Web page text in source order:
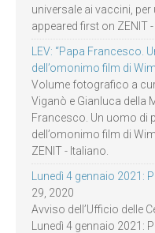
universale ai vaccini,
appeared first on ZENIT -
LEV: “Papa Francesco.
dell’omonimo film di
Volume fotografico a
Viganò e Gianluca della
Francesco. Un uomo di
dell’omonimo film di
ZENIT - Italiano.
Lunedì 4 gennaio
29, 2020
Avviso dell’Ufficio delle
Lunedì 4 gennaio